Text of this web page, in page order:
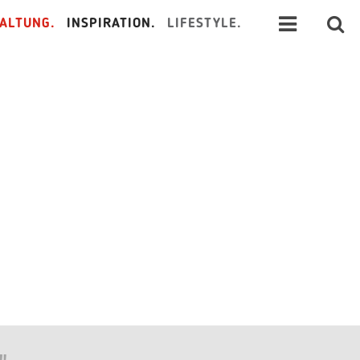
INSPIRATION. LIFESTYLE.